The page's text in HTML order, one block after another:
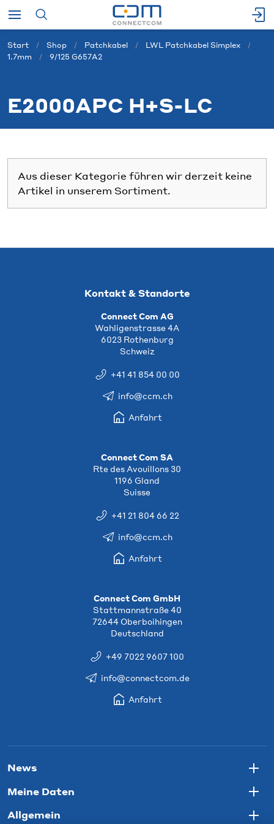
Start Shop Patchkabel
LWL Patchkabel Simplex
1.7mm
9/125 G657A2
E2000APC H+S-LC
Aus dieser Kategorie führen wir derzeit keine
Artikel in unserem Sortiment.
Kontakt & Standorte
Connect Com AG
Wahligenstrasse 4A
6023 Rothenburg
Schweiz
+41 41 854 00 00
info@ccm.ch
Anfahrt
Connect Com SA
Rte des Avouillons 30
1196 Gland
Suisse
+41 21 804 66 22
info@ccm.ch
Anfahrt
Connect Com GmbH
Stattmannstraße 40
72644 Oberboihingen
Deutschland
+49 7022 9607 100
info@connectcom.de
Anfahrt
News
Meine Daten
Allgemein